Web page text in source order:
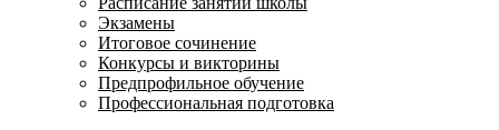
Экзамены
Итоговое сочинение
Конкурсы и викторины
Предпрофильное обучение
Профессиональная подготовка